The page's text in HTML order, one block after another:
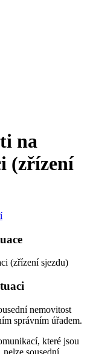
na
(zřízení
(zřízení sjezdu)
nemovitost
správním úřadem.
které jsou
sousední